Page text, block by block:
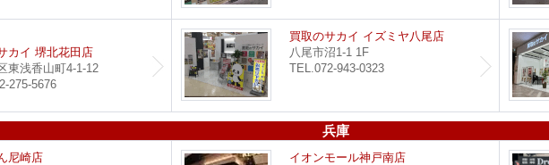
カイ 堺北花田店
東浅香山町4-1-12
275-5676
買取のサカイ 堺北花田店
買取のサカイ イズミヤ八尾店
八尾市沼1-1 1F
TEL.072-943-0323
兵庫
尼崎店
つかしん尼崎店
イオンモール神戸南店